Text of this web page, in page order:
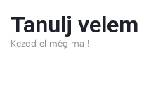
Tanulj
Kezdd el még ma !